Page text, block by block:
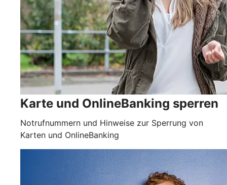
Karte und OnlineBanking sperren
Notrufnummern und Hinweise zur Sperrung von
Karten und OnlineBanking